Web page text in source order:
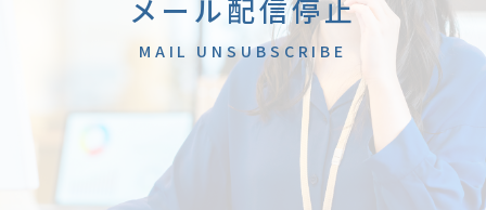
メール配信停止
MAIL UNSUBSCRIBE